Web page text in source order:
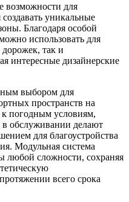
возможности для
уникальные
Благодаря особой
использовать для
так и
интересные дизайнерские
выбором для
пространств на
к погодным условиям,
обслуживании делают
для благоустройства
Модульная система
любой сложности, сохраняя
всего срока